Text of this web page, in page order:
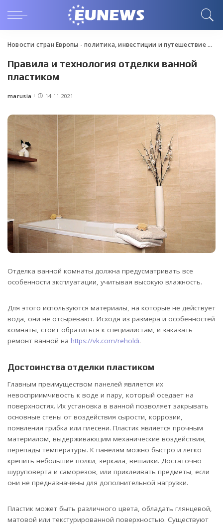
Новости стран Европы - политика, инвестиции и путешествие>
Правила и технология отделки ванной
пластиком
Posted
marusia 14.11.2021
Отделка ванной комнаты должна предусматривать все
особенности эксплуатации, учитывая высокую влажность.
Для этого используются материалы, на которые не действует
вода, они не отсыревают. Исходя из размера и особенностей
комнаты, стоит обратиться к специалистам, и заказать
ремонт ванной на https://vk.com/reholdi.
Достоинства отделки пластиком
Главным преимуществом панелей является их
невосприимчивость к воде и пару, который оседает на
поверхностях. Их установка в ванной позволяет закрывать
основные стены от воздействия сырости, коррозии,
появления грибка или плесени. Пластик является прочным
материалом, выдерживающим механические воздействия,
перепады температуры. К панелям можно быстро и легко
крепить небольшие полки, зеркала, вешалки. Достаточно
шуруповерта и саморезов, или приклеивать предметы, если
они не предназначены для дополнительной нагрузки.
Пластик может быть различного цвета, обладать глянцевой,
матовой или текстурированной поверхностью. Существуют